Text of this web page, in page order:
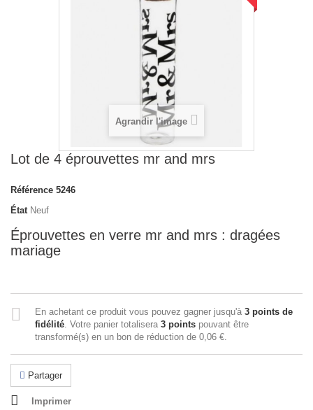
Agrandir l'image
Lot de 4 éprouvettes mr and mrs
Référence 5246
État Neuf
Éprouvettes en verre mr and mrs : dragées
mariage
En achetant ce produit vous pouvez gagner jusqu'à 3 points de
fidélité. Votre panier totalisera 3 points pouvant être
transformé(s) en un bon de réduction de 0,06 €.
Partager
Imprimer